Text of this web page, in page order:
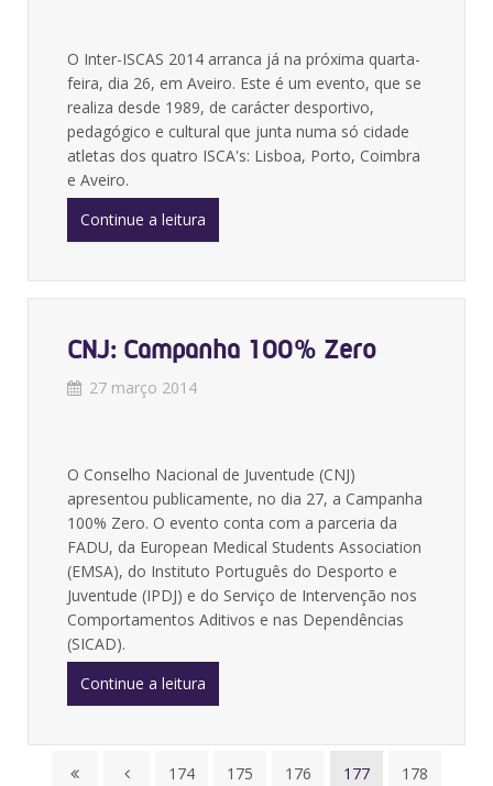
O Inter-ISCAS 2014 arranca já na próxima quarta-
feira, dia 26, em Aveiro. Este é um evento, que se
realiza desde 1989, de carácter desportivo,
pedagógico e cultural que junta numa só cidade
atletas dos quatro ISCA's: Lisboa, Porto, Coimbra
e Aveiro.
Continue a leitura
CNJ: Campanha 100% Zero
27 março 2014
O Conselho Nacional de Juventude (CNJ)
apresentou publicamente, no dia 27, a Campanha
100% Zero. O evento conta com a parceria da
FADU, da European Medical Students Association
(EMSA), do Instituto Português do Desporto e
Juventude (IPDJ) e do Serviço de Intervenção nos
Comportamentos Aditivos e nas Dependências
(SICAD).
Continue a leitura
174 175 176 177 178